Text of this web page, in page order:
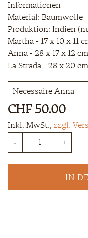
Informationen
Material: Baumwolle
Produktion: Indien
Martha - 17 x 10 x 11
Anna - 28 x 17 x 12
La Strada - 28 x 20
Variante
CHF 50.00
Inkl. MwSt., zzgl.
- +
IN